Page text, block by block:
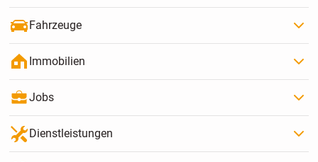
Fahrzeuge
Immobilien
Jobs
Dienstleistungen